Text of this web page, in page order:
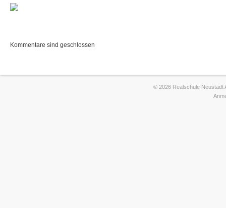
Kommentare sind geschlossen
© 2026 Realschule Neustadt